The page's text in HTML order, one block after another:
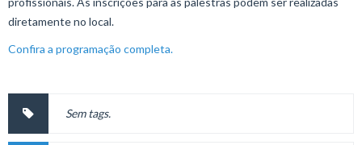
diretamente no local.
Confira a programação completa.
Sem tags.